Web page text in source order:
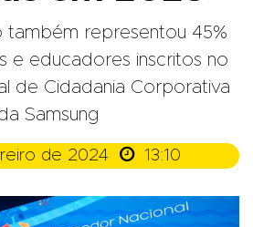
também representou 45%
e educadores inscritos no
de Cidadania Corporativa
Samsung
de 2024  13:10